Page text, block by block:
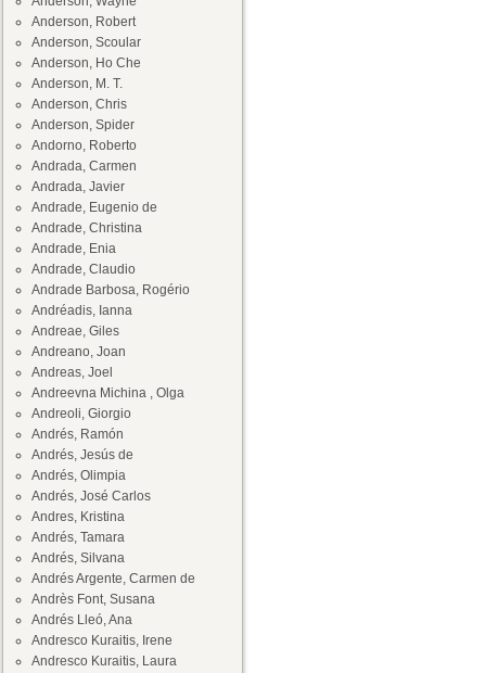
Anderson, Robert
Anderson, Scoular
Anderson, Ho Che
Anderson, M. T.
Anderson, Chris
Anderson, Spider
Andorno, Roberto
Andrada, Carmen
Andrada, Javier
Andrade, Eugenio de
Andrade, Christina
Andrade, Enia
Andrade, Claudio
Andrade Barbosa, Rogério
Andréadis, Ianna
Andreae, Giles
Andreano, Joan
Andreas, Joel
Andreevna Michina , Olga
Andreoli, Giorgio
Andrés, Ramón
Andrés, Jesús de
Andrés, Olimpia
Andrés, José Carlos
Andres, Kristina
Andrés, Tamara
Andrés, Silvana
Andrés Argente, Carmen de
Andrès Font, Susana
Andrés Lleó, Ana
Andresco Kuraitis, Irene
Andresco Kuraitis, Laura